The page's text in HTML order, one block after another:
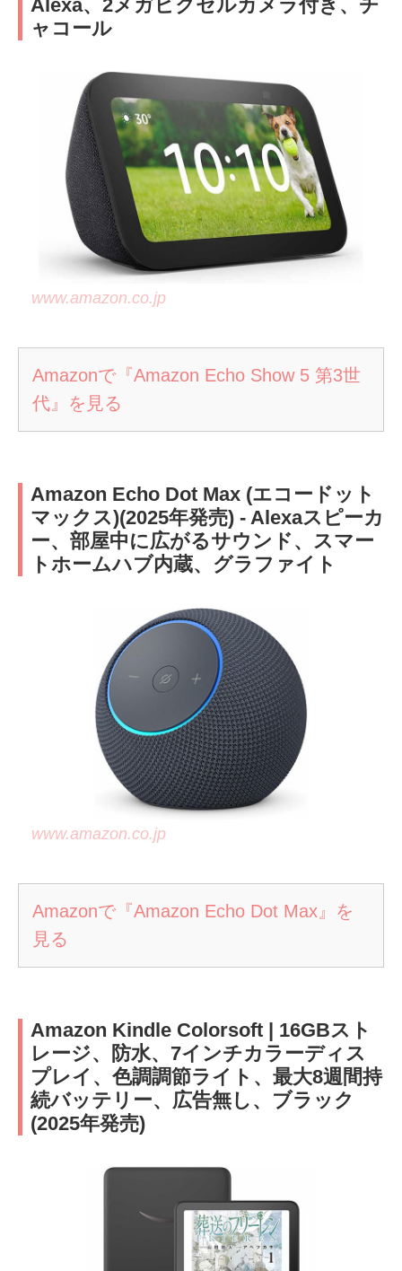
Alexa、2メガピクセルカメラ付き、チ
ャコール
www.amazon.co.jp
Amazonで『Amazon Echo Show 5 第3世
代』を見る
Amazon Echo Dot Max (エコードット
マックス)(2025年発売) - Alexaスピーカ
ー、部屋中に広がるサウンド、スマー
トホームハブ内蔵、グラファイト
www.amazon.co.jp
Amazonで『Amazon Echo Dot Max』を
見る
Amazon Kindle Colorsoft | 16GBスト
レージ、防水、7インチカラーディス
プレイ、色調調節ライト、最大8週間持
続バッテリー、広告無し、ブラック
(2025年発売)